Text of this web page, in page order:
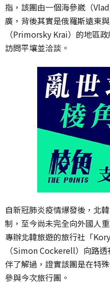
指，該團由一個海參崴（
廣，背後其實是俄羅斯遠東
（Primorsky Krai）的地區
訪問平壤並洽談。
自新冠肺炎疫情爆發後，北
制，至今尚未完全向外國人
專辦北韓旅遊的旅行社「
（Simon Cockerell）向路
伴了解過，證實該團是在特
參與今次旅行團。